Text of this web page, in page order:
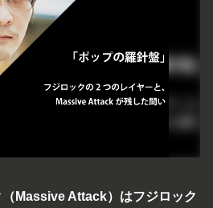
Massive Attack）はフジロック